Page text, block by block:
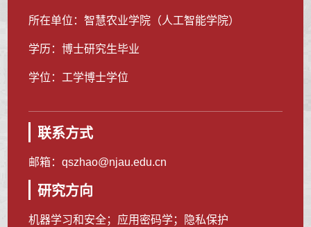
所在单位：智慧农业学院（人工智能学院）
学历：博士研究生毕业
学位：工学博士学位
联系方式
邮箱：qszhao@njau.edu.cn
研究方向
机器学习和安全；应用密码学；隐私保护